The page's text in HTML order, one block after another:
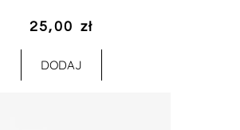
25,00 zł
DODAJ